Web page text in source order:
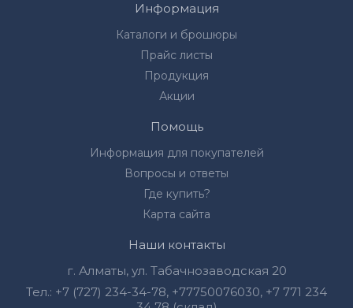
Информация
Каталоги и брошюры
Прайс листы
Продукция
Акции
Помощь
Информация для покупателей
Вопросы и ответы
Где купить?
Карта сайта
Наши контакты
г. Алматы, ул. Табачнозаводская 20
Тел.: +7 (727) 234-34-78, +77750076030‬, +7 771 234